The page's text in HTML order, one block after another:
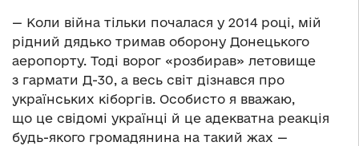
— Коли війна тільки почалася у 2014 році, мій
рідний дядько тримав оборону Донецького
аеропорту. Тоді ворог «розбирав» летовище
з гармати Д-30, а весь світ дізнався про
українських кіборгів. Особисто я вважаю,
що це свідомі українці й це адекватна реакція
будь-якого громадянина на такий жах —